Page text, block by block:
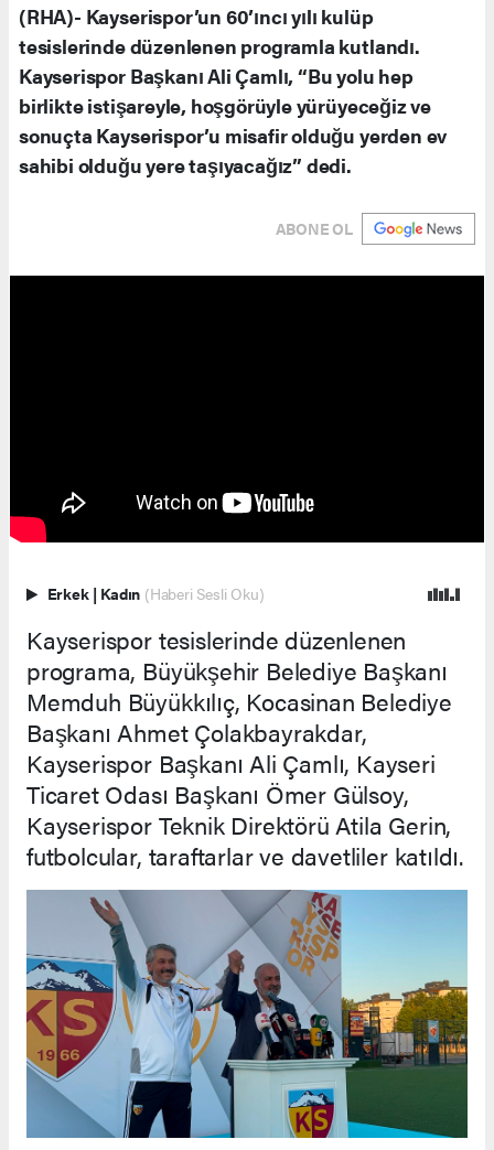
(RHA)- Kayserispor’un 60’ıncı yılı kulüp
tesislerinde düzenlenen programla kutlandı.
Kayserispor Başkanı Ali Çamlı, “Bu yolu hep
birlikte istişareyle, hoşgörüyle yürüyeceğiz ve
sonuçta Kayserispor’u misafir olduğu yerden ev
sahibi olduğu yere taşıyacağız” dedi.
ABONE OL
Erkek | Kadın (Haberi Sesli Oku)
Kayserispor tesislerinde düzenlenen
programa, Büyükşehir Belediye Başkanı
Memduh Büyükkılıç, Kocasinan Belediye
Başkanı Ahmet Çolakbayrakdar,
Kayserispor Başkanı Ali Çamlı, Kayseri
Ticaret Odası Başkanı Ömer Gülsoy,
Kayserispor Teknik Direktörü Atila Gerin,
futbolcular, taraftarlar ve davetliler katıldı.